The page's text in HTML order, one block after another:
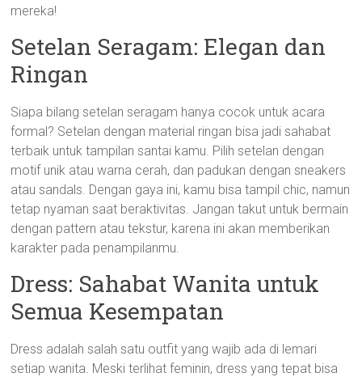
mereka!
Setelan Seragam: Elegan dan
Ringan
Siapa bilang setelan seragam hanya cocok untuk acara
formal? Setelan dengan material ringan bisa jadi sahabat
terbaik untuk tampilan santai kamu. Pilih setelan dengan
motif unik atau warna cerah, dan padukan dengan sneakers
atau sandals. Dengan gaya ini, kamu bisa tampil chic, namun
tetap nyaman saat beraktivitas. Jangan takut untuk bermain
dengan pattern atau tekstur, karena ini akan memberikan
karakter pada penampilanmu.
Dress: Sahabat Wanita untuk
Semua Kesempatan
Dress adalah salah satu outfit yang wajib ada di lemari
setiap wanita. Meski terlihat feminin, dress yang tepat bisa